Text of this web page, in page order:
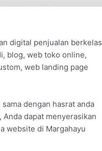
digital penjualan berkelas
blog, web toko online,
web landing page
dengan hasrat anda
dapat menyerasikan
website di Margahayu